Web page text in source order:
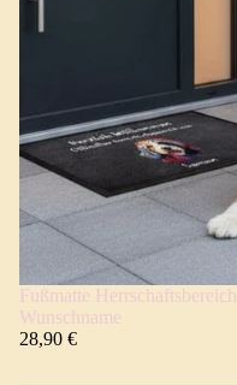
Fußmatte Herrschaftsbereich
Wunschname
28,90 €